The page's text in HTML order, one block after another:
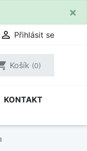
×
 Přihlásit se
Košík (0)
KONTAKT